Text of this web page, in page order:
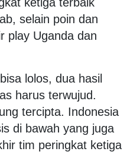
selain poin dan
play Uganda dan
lolos, dua hasil
harus terwujud.
tercipta. Indonesia
di bawah yang juga
tim peringkat ketiga